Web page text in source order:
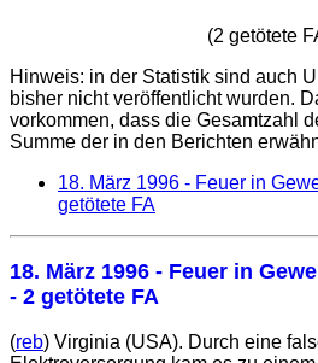
(2 getötete
Hinweis: in der Statistik sind auch
bisher nicht veröffentlicht wurden.
vorkommen, dass die Gesamtzahl
Summe der in den Berichten
18. März 1996 - Feuer in
getötete FA
18. März 1996 - Feuer in
- 2 getötete FA
(reb) Virginia (USA). Durch eine